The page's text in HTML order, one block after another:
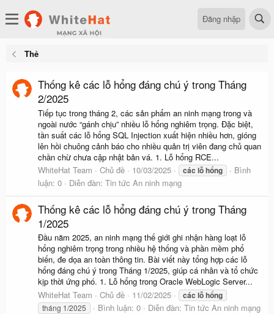
Đăng nhập
Thẻ
Thống kê các lỗ hổng đáng chú ý trong Tháng
2/2025
Tiếp tục trong tháng 2, các sản phẩm an ninh mạng trong và
ngoài nước “gánh chịu” nhiều lỗ hổng nghiêm trọng. Đặc biệt,
tần suất các lỗ hổng SQL Injection xuất hiện nhiều hơn, gióng
lên hồi chuông cảnh báo cho nhiều quản trị viên đang chủ quan
chần chừ chưa cập nhật bản vá. 1. Lỗ hổng RCE...
WhiteHat Team
Chủ đề 10/03/2025 các lỗhổng
Bình
luận: 0
Diễn đàn: Tin tức An ninh mạng
Thống kê các lỗ hổng đáng chú ý trong Tháng
1/2025
Đầu năm 2025, an ninh mạng thế giới ghi nhận hàng loạt lỗ
hổng nghiêm trọng trong nhiều hệ thống và phần mềm phổ
biến, đe dọa an toàn thông tin. Bài viết này tổng hợp các lỗ
hổng đáng chú ý trong Tháng 1/2025, giúp cá nhân và tổ chức
kịp thời ứng phó. 1. Lỗ hổng trong Oracle WebLogic Server...
WhiteHat Team
Chủ đề 11/02/2025 các lỗhổng
tháng 1/2025 Bình luận: 0 Diễn đàn: Tin tức An ninh mạng